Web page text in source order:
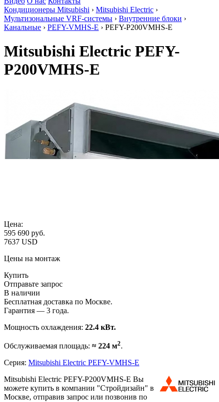
Кондиционеры Mitsubishi › Mitsubishi Electric ›
Мультизональные VRF-системы › Внутренние блоки ›
Канальные › PEFY-VMHS-E › PEFY-P200VMHS-E
Mitsubishi Electric PEFY-
P200VMHS-E
Цена:
595 690 руб.
7637 USD
Цены на монтаж
Купить
Отправьте запрос
В наличии
Бесплатная доставка по Москве.
Гарантия — 3 года.
Мощность охлаждения: 22.4 кВт.
Обслуживаемая площадь: ≈ 224 м2.
Серия: Mitsubishi Electric PEFY-VMHS-E
Mitsubishi Electric PEFY-P200VMHS-E Вы
можете купить в компании "Стройдизайн" в
Москве, отправив запрос или позвонив по